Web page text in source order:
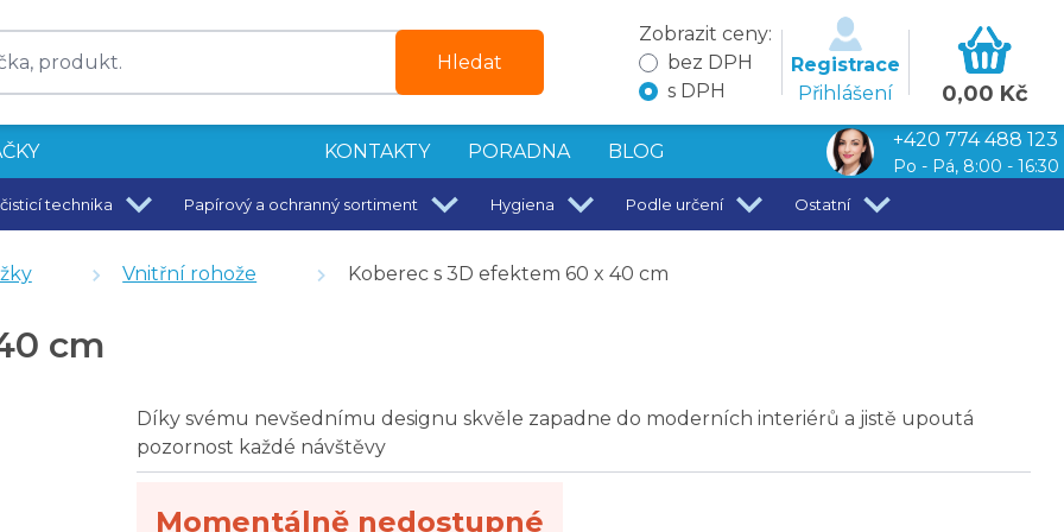
Hledat
Zobrazit ceny:
bez DPH
s DPH
Registrace
Přihlášení
0,00 Kč
KONTAKTY PORADNA BLOG
+420 774 488 123
Po - Pá, 8:00 - 16:30
technika Papírový a ochranný sortiment Hygiena Podle určení Ostatní
l
3 m
odpad
Vnitřní rohože Koberec s 3D efektem 60 x 40 cm
cm
Díky svému nevšednímu designu skvěle zapadne do moderních interiérů a jistě upoutá
pozornost každé návštěvy
Momentálně nedostupné